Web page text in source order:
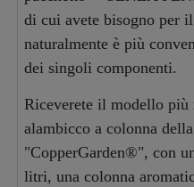
di cui avete bisogno per
naturalmente è più
dei singoli componenti.
Riceverete il modello più
alambicco a colonna
"CopperGarden®", con
litri, una colonna